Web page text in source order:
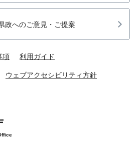
政へのご意見・ご提案
項 利用ガイド
ウェブアクセシビリティ方針